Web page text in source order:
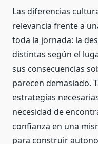
Las diferencias
relevancia frente a
toda la jornada: la
distintas según el
sus consecuencias
parecen demasiado.
estrategias
necesidad de
confianza en una
para construir